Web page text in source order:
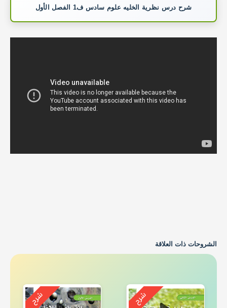
شرح درس نظرية الخليه علوم سادس ف1 الفصل الأول
الشروحات ذات العلاقة